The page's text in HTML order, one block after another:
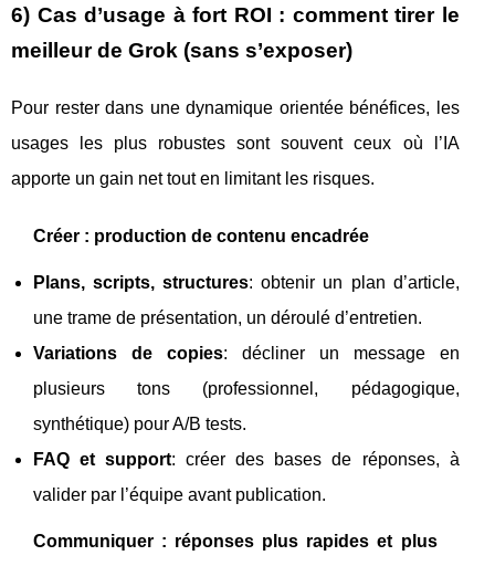
6) Cas d’usage à fort ROI : comment tirer le
meilleur de Grok (sans s’exposer)
Pour rester dans une dynamique orientée bénéfices, les
usages les plus robustes sont souvent ceux où l’IA
apporte un gain net tout en limitant les risques.
Créer : production de contenu encadrée
Plans, scripts, structures: obtenir un plan d’article,
une trame de présentation, un déroulé d’entretien.
Variations de copies: décliner un message en
plusieurs tons (professionnel, pédagogique,
synthétique) pour A/B tests.
FAQ et support: créer des bases de réponses, à
valider par l’équipe avant publication.
Communiquer : réponses plus rapides et plus